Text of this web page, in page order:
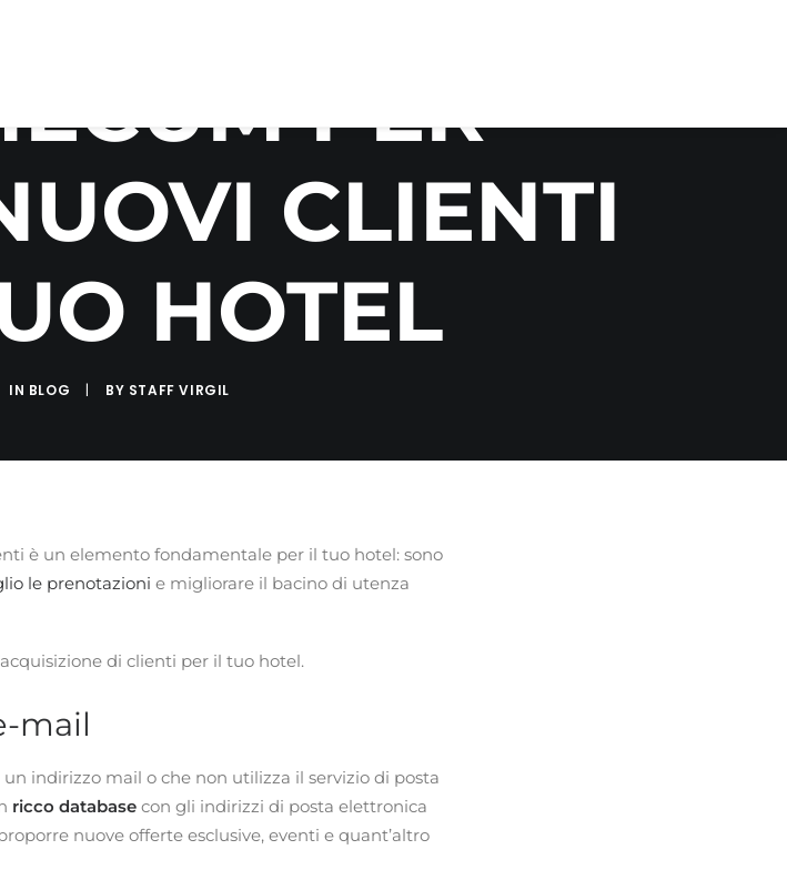
PER
CLIENTI
HOTEL
IN BLOG | BY STAFF VIRGIL
è un elemento fondamentale per il tuo hotel: sono
le prenotazioni e migliorare il bacino di utenza
di clienti per il tuo hotel.
mail
indirizzo mail o che non utilizza il servizio di posta
ricco database con gli indirizzi di posta elettronica
nuove offerte esclusive, eventi e quant’altro